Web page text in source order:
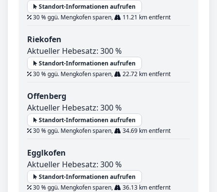
Standort-Informationen aufrufen
30 % ggü. Mengkofen sparen,
11.21 km entfernt
Riekofen
Aktueller Hebesatz: 300 %
Standort-Informationen aufrufen
30 % ggü. Mengkofen sparen,
22.72 km entfernt
Offenberg
Aktueller Hebesatz: 300 %
Standort-Informationen aufrufen
30 % ggü. Mengkofen sparen,
34.69 km entfernt
Egglkofen
Aktueller Hebesatz: 300 %
Standort-Informationen aufrufen
30 % ggü. Mengkofen sparen,
36.13 km entfernt